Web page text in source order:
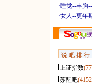
·睡觉--丰胸
·女人--更年
说 吧 排 行
上证指数
苏醒吧